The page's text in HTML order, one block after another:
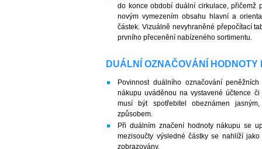
do konce období duální cirkulace, přičemž
novým vymezením obsahu hlavní a
částek. Vizuálně nevyhraněné přepočítací
prvního přecenění nabízeného sortimentu.
DUÁLNÍ OZNAČOVÁNÍ HODNOTY
Povinnost duálního označování
nákupu uváděnou na vystavené účtence
musí být spotřebitel obeznámen
způsobem.
Při duálním značení hodnoty nákupu se
mezisoučty výsledné částky se nahlíží
zobrazovány.